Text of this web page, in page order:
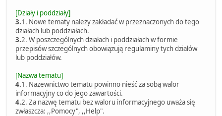
[Działy i poddziały]
3.1. Nowe tematy należy zakładać w przeznaczonych do tego
działach lub poddziałach.
3.2. W poszczególnych działach i poddziałach w formie
przepisów szczególnych obowiązują regulaminy tych działów
lub poddziałów.
[Nazwa tematu]
4.1. Nazewnictwo tematu powinno nieść za sobą walor
informacyjny co do jego zawartości.
4.2. Za nazwę tematu bez waloru informacyjnego uważa się
zwłaszcza: ,,Pomocy", ,,Help".